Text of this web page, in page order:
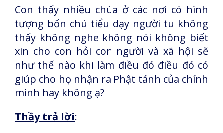
Con thấy nhiều chùa ở các nơi có hình
tượng bốn chú tiểu dạy người tu không
thấy không nghe không nói không biết
xin cho con hỏi con người và xã hội sẽ
như thế nào khi làm điều đó điều đó có
giúp cho họ nhận ra Phật tánh của chính
mình hay không ạ?
Thầy trả lời: